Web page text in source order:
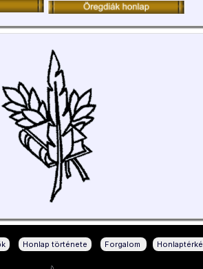
| Honlap története | Forgalom |